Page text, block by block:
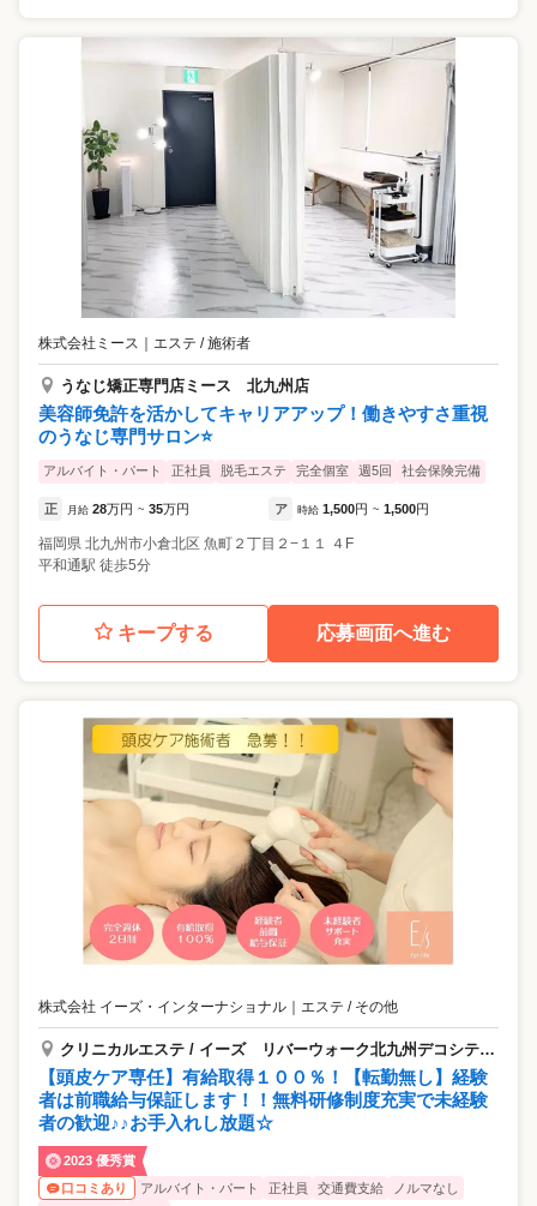
株式会社ミース ｜ エステ / 施術者
うなじ矯正専門店ミース 北九州店
美容師免許を活かしてキャリアアップ！働きやすさ重視
のうなじ専門サロン⭐️
アルバイト・パート 正社員 脱毛エステ 完全個室 週5回 社会保険完備
正 月給 28万円 ~ 35万円 ア 時給 1,500円 ~ 1,500円
福岡県 北九州市小倉北区 魚町２丁目２−１１ ４F
平和通駅 徒歩5分
キープする 応募画面へ進む
株式会社 イーズ・インターナショナル エステ / その他
クリニカルエステ / イーズ リバーウォーク北九州デコシティ店
【頭皮ケア専任】有給取得１００％！【転勤無し】経験
者は前職給与保証します！！無料研修制度充実で未経験
者の歓迎♪♪お手入れし放題☆
2023 優秀賞
口コミあり
アルバイト・パート 正社員 交通費支給
ノルマなし